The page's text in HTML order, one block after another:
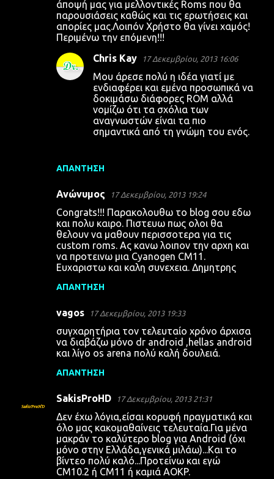
άποψή μας για μελλοντικές Roms που θα
παρουσιάσεις καθώς και τις ερωτήσεις και
απορίες μας.Λοιπόν Χρήστο θα γίνει χαμός!
Περιμένω την επόμενη!!!
ΑΠΆΝΤΗΣΗ
Chris Kay 17 Δεκεμβρίου, 2013 16:06
Μου άρεσε πολύ η ιδέα γιατί με
ενδιαφέρει και εμένα προσωπικά να
δοκιμάσω διάφορες ROM αλλά
νομίζω ότι τα σχόλια των
αναγνωστών είναι τα πιο
σημαντικά από τη γνώμη του ενός.
Ανώνυμος 17 Δεκεμβρίου, 2013 19:24
Congrats!!! Παρακολουθω το blog σου εδω
και πολυ καιρο. Πιστευω πως ολοι θα
θελουν να μαθουν περισσοτερα για τις
custom roms. Ας κανω λοιπον την αρχη και
να προτεινω μια Cyanogen CM11.
Ευχαριστω και καλη συνεχεια. Δημητρης
ΑΠΆΝΤΗΣΗ
vagos 17 Δεκεμβρίου, 2013 19:33
συγχαρητήρια τον τελευταίο χρόνο άρχισα
να διαβάζω μόνο dr android ,hellas android
και λίγο os arena πολύ καλή δουλειά.
ΑΠΆΝΤΗΣΗ
SakisProHD 17 Δεκεμβρίου, 2013 21:31
Δεν έχω λόγια,είσαι κορυφή πραγματικά και
όλο μας κακομαθαίνεις τελευταία.Για μένα
μακράν το καλύτερο blog για Android (όχι
μόνο στην Ελλάδα,γενικά μιλάω)...Και το
βίντεο πολύ καλό...Προτείνω και εγώ
CM10.2 ή CM11 ή καμιά AOKP.